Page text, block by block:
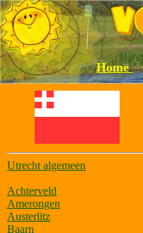
Home
Utrecht algemeen
Achterveld
Amerongen
Austerlitz
Baarn